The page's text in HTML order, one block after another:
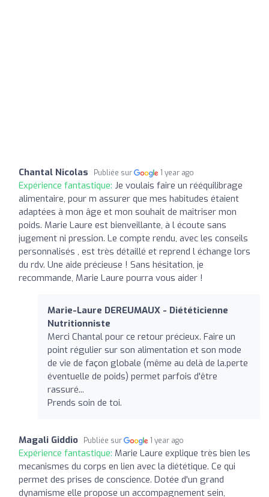
Chantal Nicolas Publiée sur 1 year ago
Expérience fantastique: Je voulais faire un rééquilibrage
alimentaire, pour m assurer que mes habitudes étaient
adaptées à mon âge et mon souhait de maîtriser mon
poids. Marie Laure est bienveillante, à l écoute sans
jugement ni pression. Le compte rendu, avec les conseils
personnalisés , est très détaillé et reprend l échange lors
du rdv. Une aide précieuse ! Sans hésitation, je
recommande, Marie Laure pourra vous aider !
Marie-Laure DEREUMAUX - Diététicienne
Nutritionniste
Merci Chantal pour ce retour précieux. Faire un
point régulier sur son alimentation et son mode
de vie de façon globale (même au delà de la.perte
éventuelle de poids) permet parfois d'être
rassuré...
Prends soin de toi.
Magali Giddio Publiée sur 1 year ago
Expérience fantastique: Marie Laure explique très bien les
mecanismes du corps en lien avec la diététique. Ce qui
permet des prises de conscience. Dotée d'un grand
dynamisme elle propose un accompagnement sein,